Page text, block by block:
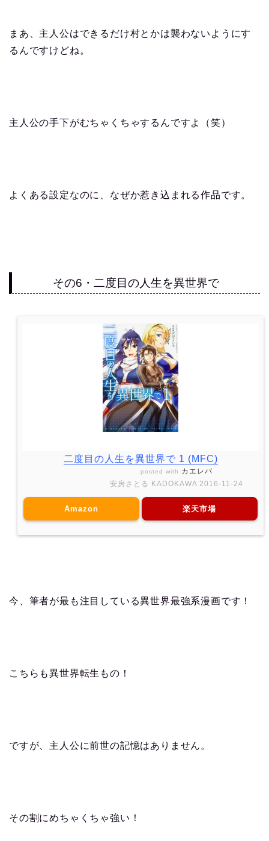
まあ、主人公はできるだけ村とかは襲わないようにす
るんですけどね。
主人公の手下がむちゃくちゃするんですよ（笑）
よくある設定なのに、なぜか惹き込まれる作品です。
その6・二度目の人生を異世界で
二度目の人生を異世界で 1 (MFC)
posted with カエレバ
安房さとる KADOKAWA 2016-11-24
Amazon 楽天市場
今、筆者が最も注目している異世界最強系漫画です！
こちらも異世界転生もの！
ですが、主人公に前世の記憶はありません。
その割にめちゃくちゃ強い！